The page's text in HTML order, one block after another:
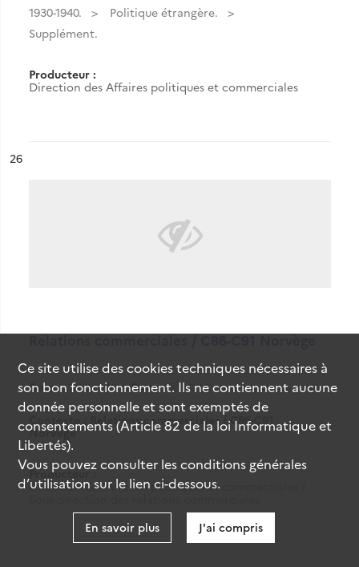
1930-1940.
Politique étrangère.
Supplément.
Producteur :
Direction des Affaires politiques et commerciales
n°
26
Relations commerciales / C86-C91 Norvège
Date 1918-1940 Cote 51RC (Cote de commande)
Contexte : Relations commerciales / C86-C91
Norvège
Producteur :
Direction des Affaires politiques et commerciales /
Ce site utilise descookiestechniques nécessaires à
son bon fonctionnement. Ils ne contiennent aucune
donnée personnelle et sont exemptés de
consentements (Article 82 de la loi Informatique et
Libertés).
Vous pouvez consulter les conditions générales
d’utilisation sur le lien ci-dessous.
En savoir plus J'ai compris